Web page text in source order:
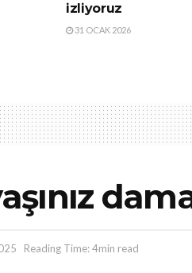
izliyoruz
31 OCAK 2026
Reading Time: 4min read